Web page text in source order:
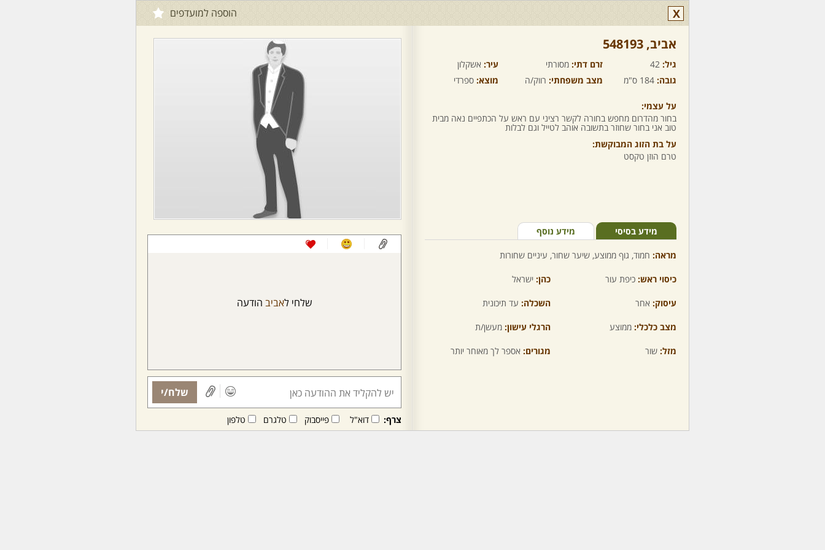
X הוספה למועדפים
אביב,‏ 548193
גיל: 42 זרם דתי: מסורתי עיר: אשקלון
גובה: 184 ס"מ מצב משפחתי: רווק/ה מוצא: ספרדי
על עצמי:
בחור מהדרום מחפש בחורה לקשר רציני עם ראש על הכתפיים נאה מבית
טוב אני בחור שחוזר בתשובה אוהב לטייל וגם לבלות
על בת הזוג המבוקשת:
טרם הוזן טקסט
מידע בסיסי מידע נוסף
מראה: חמוד, גוף ממוצע, שיער שחור, עיניים שחורות
כיסוי ראש: כיפת עור כהן: ישראל
עיסוק: אחר השכלה: עד תיכונית
מצב כלכלי: ממוצע הרגלי עישון: מעשן/ת
מזל: שור מגורים: אספר לך מאוחר יותר
שלחי לאביב הודעה
שלח/י
צרף: דוא"ל פייסבוק טלגרם טלפון